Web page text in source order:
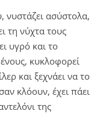
νυστάζει ασύστολα,
τη νύχτα τους
υγρό και το
κυκλοφορεί
και ξεχνάει να το
κλόουν, έχει πάει
της